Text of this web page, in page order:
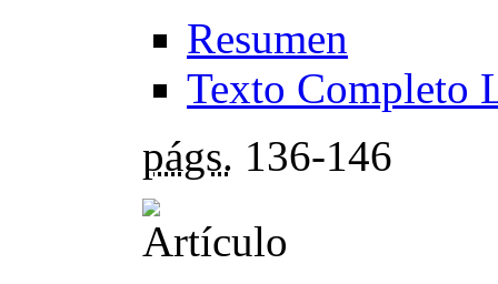
Resumen
Texto Completo
págs. 136-146